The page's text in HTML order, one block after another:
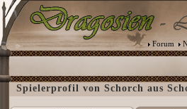
Forum
Spielerprofil von Schorch aus